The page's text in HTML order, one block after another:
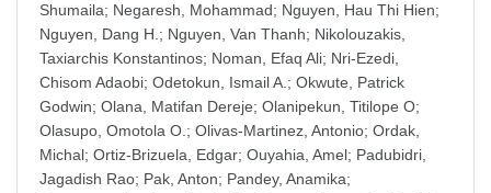
Shumaila; Negaresh, Mohammad; Nguyen, Hau Thi Hien;
Nguyen, Dang H. ; Nguyen, Van Thanh; Nikolouzakis,
Taxiarchis Konstantinos; Noman, Efaq Ali; Nri-Ezedi,
Chisom Adaobi; Odetokun, Ismail A. ; Okwute, Patrick
Godwin; Olana, Matifan Dereje; Olanipekun, Titilope O;
Olasupo, Omotola O. ; Olivas-Martinez, Antonio; Ordak,
Michal; Ortiz-Brizuela, Edgar; Ouyahia, Amel; Padubidri,
Jagadish Rao; Pak, Anton; Pandey, Anamika;